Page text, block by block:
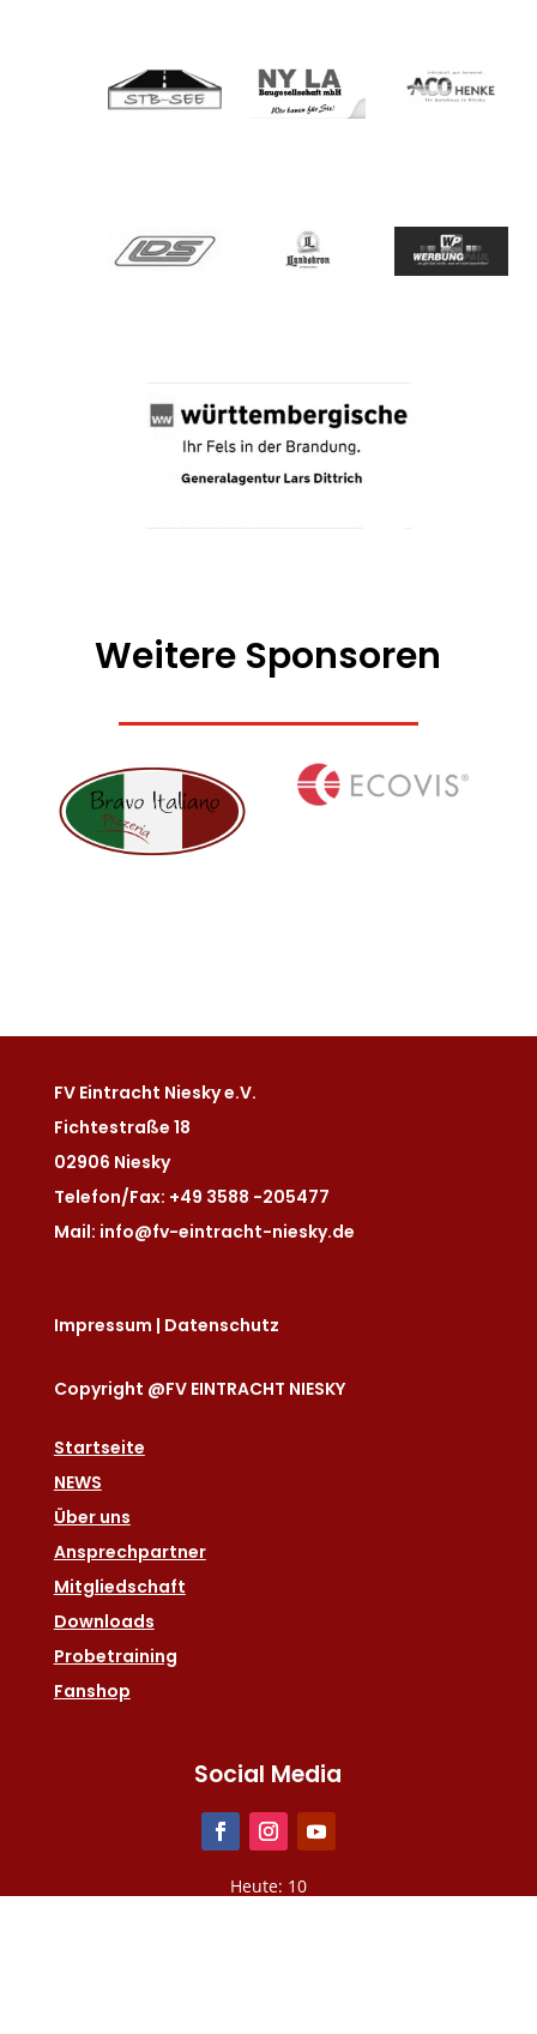
Weitere Sponsoren
FV Eintracht Niesky e.V.
Fichtestraße 18
02906 Niesky
Telefon/Fax: +49 3588 -205477
Mail: info@fv-eintracht-niesky.de
Impressum | Datenschutz
Copyright @FV EINTRACHT NIESKY
Startseite
NEWS
Über uns
Ansprechpartner
Mitgliedschaft
Downloads
Probetraining
Fanshop
Social Media
Heute: 10